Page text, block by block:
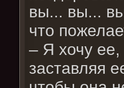
вы... вы...
что
– Я хочу
заставляя